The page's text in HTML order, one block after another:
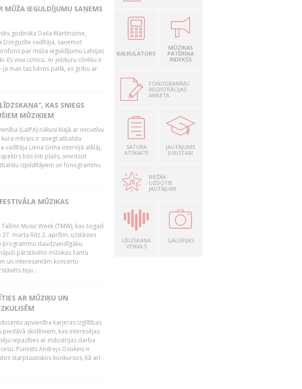
MŪŽA IEGULDĪJUMU SAŅEMS
godināta Daila Martinsone,
Dzeguzīte vadītāja, saņemot
par mūža ieguldījumu Latvijas
Es viņu izmīcu. Ar jebkuru cilvēku ir
ja man tas bērns patīk, es gribu ar
KAS SNIEGS
MŪZIĶIEM
(LaIPA) nākusi klajā ar iniciatīvu
mērķis ir sniegt atbalstu
vadītāja Liena Grīna intervijā atklāj,
būs ļoti plašs, sniedzot
izpildītājiem un fonogrammu
MŪZIKAS
Music Week (TMW), kas šogad
marta līdz 2. aprīlim, uzstāsies
programmu daudzveidīgāku,
pārstāvēto mūzikas žanru
un interesantām koncertu
teju...
AR MŪZIĶU UN
apvienība karjeras izglītības
skolēniem, kas interesējas
iepazīties ar industrijas darba
Pianists Andrejs Osokins ir
starptautiskos konkursos, kā arī
KALKULATORS
MŪZIKAS
PATĒRIŅA
INDEKSS
FONOGRAMMU
REĢISTRĀCIJAS
ANKETA
SATURA
ATSKAITE
JAUTĀJUMS
JURISTAM
BIEŽĀK
UZDOTIE
JAUTĀJUMI
LĪDZSKAŅA
VEIKALS
GALERIJAS